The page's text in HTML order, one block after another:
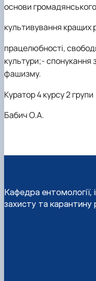
основи
культивування кращих
працелюбності,
культури;- спонукання
фашизму.
Куратор 4 курсу 2 групи
Бабич О.А.
Кафедра ентомології,
захисту та карантину